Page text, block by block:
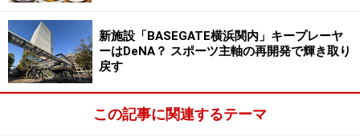
スできるプラン（5500円）もあり
場所：中国料理「カリュウ」（神奈川県横浜市西区みな
とみらい1-1-1 ヨコハマ グランド インターコンチネンタ
ル ホテル 31階）
提供期間：平日限定
提供時間：13:30～16:00（入店時間13:30または14:00、
新施設「BASEGATE横浜関内」キープレーヤ
ーはDeNA？ スポーツ主軸の再開発で輝き取り
戻す
この記事に関連するテーマ